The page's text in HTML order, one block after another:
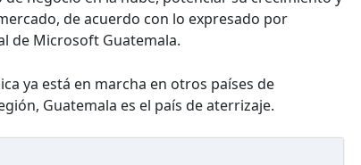
de acuerdo con lo expresado por
de Microsoft Guatemala.
ya está en marcha en otros países de
Guatemala es el país de aterrizaje.